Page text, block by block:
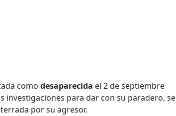
como desaparecida el 2 de septiembre
investigaciones para dar con su paradero, se
por su agresor.